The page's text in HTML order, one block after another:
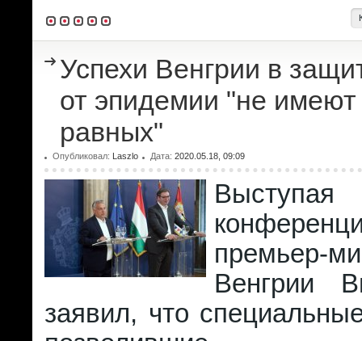
Успехи Венгрии в
от эпидемии "не имеют
равных"
Опубликовал: Laszlo Дата: 2020.05.18, 09:09
премьер-
Венгрии
заявил, что